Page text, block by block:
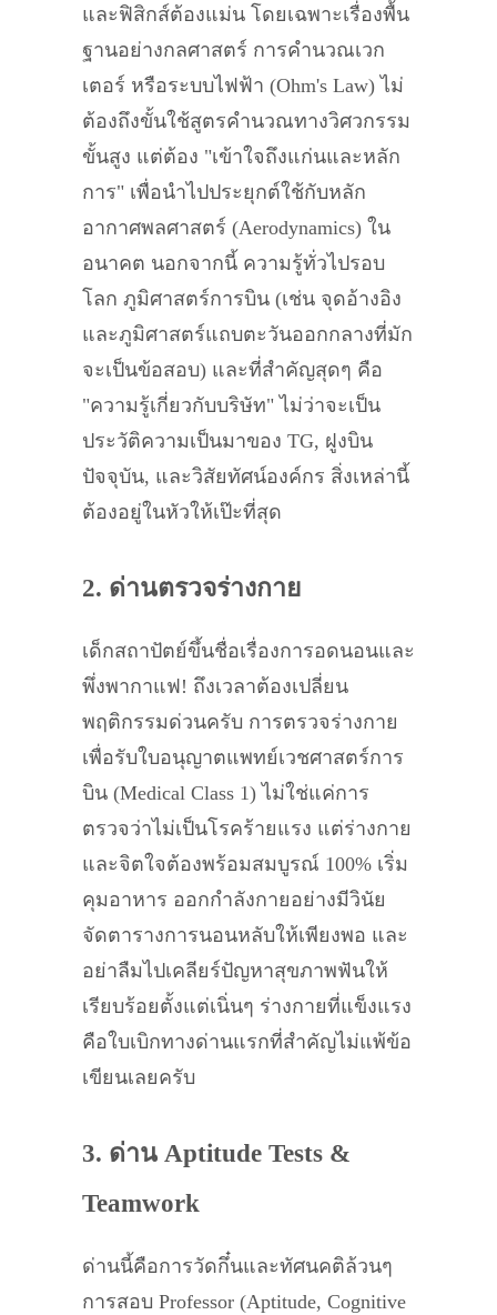
และฟิสิกส์ต้องแม่น โดยเฉพาะเรื่องพื้น
ฐานอย่างกลศาสตร์ การคำนวณเวก
เตอร์ หรือระบบไฟฟ้า (Ohm's Law) ไม่
ต้องถึงขั้นใช้สูตรคำนวณทางวิศวกรรม
ขั้นสูง แต่ต้อง "เข้าใจถึงแก่นและหลัก
การ" เพื่อนำไปประยุกต์ใช้กับหลัก
อากาศพลศาสตร์ (Aerodynamics) ใน
อนาคต นอกจากนี้ ความรู้ทั่วไปรอบ
โลก ภูมิศาสตร์การบิน (เช่น จุดอ้างอิง
และภูมิศาสตร์แถบตะวันออกกลางที่มัก
จะเป็นข้อสอบ) และที่สำคัญสุดๆ คือ
"ความรู้เกี่ยวกับบริษัท" ไม่ว่าจะเป็น
ประวัติความเป็นมาของ TG, ฝูงบิน
ปัจจุบัน, และวิสัยทัศน์องค์กร สิ่งเหล่านี้
ต้องอยู่ในหัวให้เป๊ะที่สุด
2. ด่านตรวจร่างกาย
เด็กสถาปัตย์ขึ้นชื่อเรื่องการอดนอนและ
พึ่งพากาแฟ! ถึงเวลาต้องเปลี่ยน
พฤติกรรมด่วนครับ การตรวจร่างกาย
เพื่อรับใบอนุญาตแพทย์เวชศาสตร์การ
บิน (Medical Class 1) ไม่ใช่แค่การ
ตรวจว่าไม่เป็นโรคร้ายแรง แต่ร่างกาย
และจิตใจต้องพร้อมสมบูรณ์ 100% เริ่ม
คุมอาหาร ออกกำลังกายอย่างมีวินัย
จัดตารางการนอนหลับให้เพียงพอ และ
อย่าลืมไปเคลียร์ปัญหาสุขภาพฟันให้
เรียบร้อยตั้งแต่เนิ่นๆ ร่างกายที่แข็งแรง
คือใบเบิกทางด่านแรกที่สำคัญไม่แพ้ข้อ
เขียนเลยครับ
3. ด่าน Aptitude Tests &
Teamwork
ด่านนี้คือการวัดกึ๋นและทัศนคติล้วนๆ
การสอบ Professor (Aptitude, Cognitive